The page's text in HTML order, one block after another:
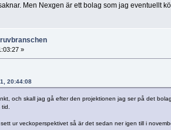
Men Nexgen är ett bolag som jag eventuellt
»
20:44:08
och skall jag gå efter den projektionen jag ser på det
ur veckoperspektivet så är det sedan ner igen till i